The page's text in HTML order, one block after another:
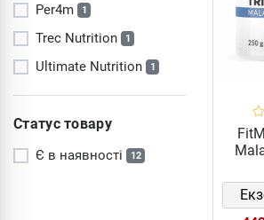
Per4m 1
Trec Nutrition 1
Ultimate Nutrition 1
Статус товару
Є в наявності 12